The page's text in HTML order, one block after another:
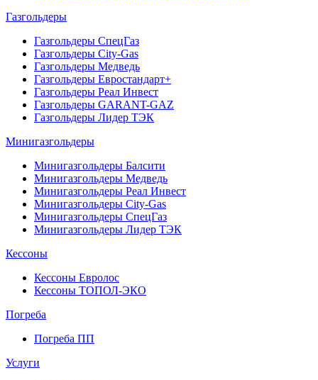
Газгольдеры
Газгольдеры СпецГаз
Газгольдеры City-Gas
Газгольдеры Медведь
Газгольдеры Евростандарт+
Газгольдеры Реал Инвест
Газгольдеры GARANT-GAZ
Газгольдеры Лидер ТЭК
Минигазгольдеры
Минигазгольдеры Балсити
Минигазгольдеры Медведь
Минигазгольдеры Реал Инвест
Минигазгольдеры City-Gas
Минигазгольдеры СпецГаз
Минигазгольдеры Лидер ТЭК
Кессоны
Кессоны Евролос
Кессоны ТОПОЛ-ЭКО
Погребa
Погреба ПП
Услуги